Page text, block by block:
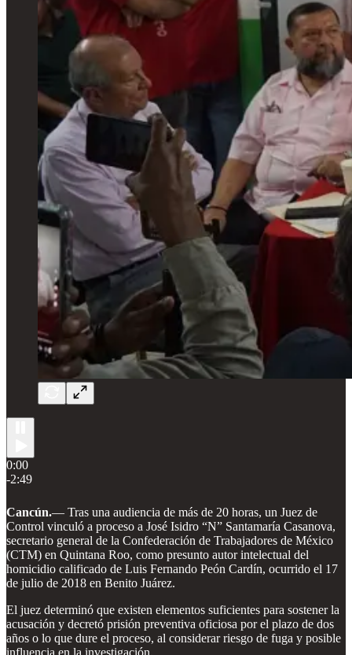
0:00
-2:49
Cancún.— Tras una audiencia de más de 20 horas, un Juez de
Control vinculó a proceso a José Isidro “N” Santamaría Casanova,
secretario general de la Confederación de Trabajadores de México
(CTM) en Quintana Roo, como presunto autor intelectual del
homicidio calificado de Luis Fernando Peón Cardín, ocurrido el 17
de julio de 2018 en Benito Juárez.
El juez determinó que existen elementos suficientes para sostener la
acusación y decretó prisión preventiva oficiosa por el plazo de dos
años o lo que dure el proceso, al considerar riesgo de fuga y posible
influencia en la investigación.